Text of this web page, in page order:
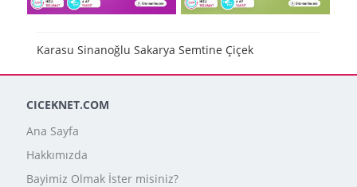
Karasu Sinanoğlu Sakarya Semtine Çiçek
CICEKNET.COM
Ana Sayfa
Hakkımızda
Bayimiz Olmak İster misiniz?